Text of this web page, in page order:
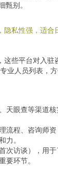
甄别。
隐私性强，适合
这些平台对入驻
业人员列表，
天眼查等渠道核
流程、咨询师资
力。
次访谈），用于
要环节。